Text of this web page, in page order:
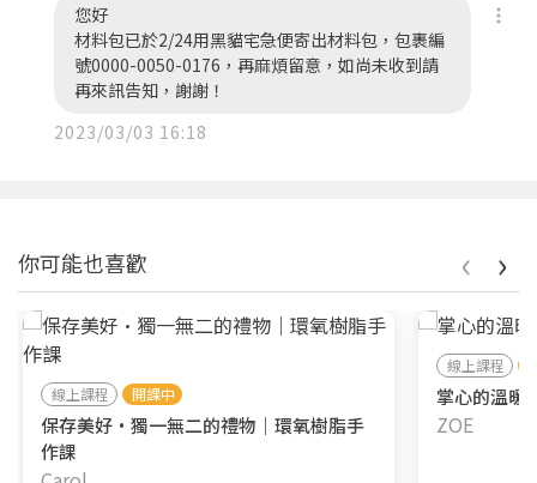
您好
材料包已於2/24用黑貓宅急便寄出材料包，包裹編
號0000-0050-0176，再麻煩留意，如尚未收到請
再來訊告知，謝謝！
2023/03/03 16:18
你可能也喜歡
線上課程 開課中
保存美好•獨一無二的禮物｜環氧樹脂手
作課
線上課程
掌心的溫暖
ZOE
‹ ›